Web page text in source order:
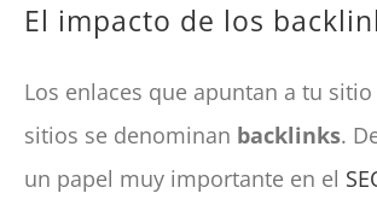
El impacto de los
Los enlaces que apuntan a tu
sitios se denominan backlinks.
un papel muy importante en el